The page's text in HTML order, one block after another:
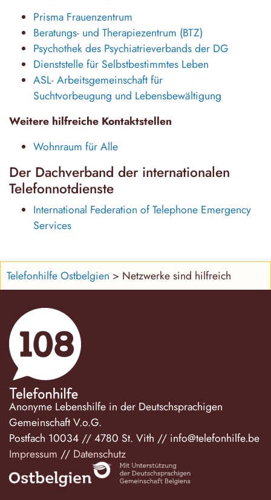
Prisma Frauenzentrum
Beratungs- und Therapiezentrum (BTZ)
Psychothek des Psychiatrieverbands der DG
Dienststelle für Selbstbestimmtes Leben
ASL- Arbeitsgemeinschaft für
Suchtvorbeugung und Lebensbewältigung
Weitere hilfreiche Kontaktstellen
Wohnraum für Alle
Der Dachverband der internationalen
Telefonnotdienste
International Federation of Telephone Emergency
Services
Telefonhilfe Ostbelgien > Netzwerke sind hilfreich
Anonyme Lebenshilfe in der Deutschsprachigen
Gemeinschaft V.o.G.
Postfach 10034 //4780 St. Vith // info@telefonhilfe.be
Impressum // Datenschutz